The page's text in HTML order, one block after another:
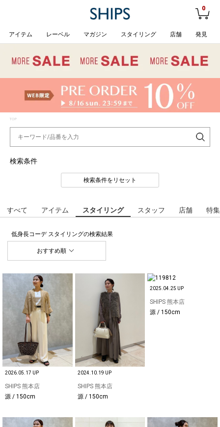
0
アイテム レーベル マガジン スタイリング 店舗 発見
TOP
検索条件
検索条件をリセット
すべて アイテム スタイリング スタッフ 店舗 特集
低身長コーデ スタイリングの検索結果
おすすめ順
2026.05.17 UP
SHIPS 熊本店
源 / 150cm
2024.10.19 UP
SHIPS 熊本店
源 / 150cm
2025.04.25 UP
SHIPS 熊本店
源 / 150cm